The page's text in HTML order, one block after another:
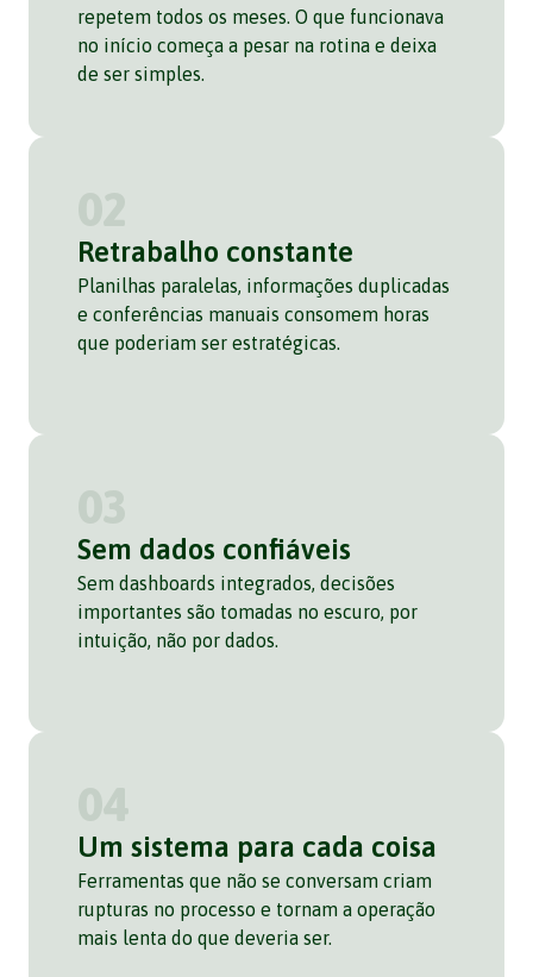
repetem todos os meses. O que funcionava
no início começa a pesar na rotina e deixa
de ser simples.
Retrabalho constante
Planilhas paralelas, informações duplicadas
e conferências manuais consomem horas
que poderiam ser estratégicas.
Sem dados confiáveis
Sem dashboards integrados, decisões
importantes são tomadas no escuro, por
intuição, não por dados.
Um sistema para cada coisa
Ferramentas que não se conversam criam
rupturas no processo e tornam a operação
mais lenta do que deveria ser.